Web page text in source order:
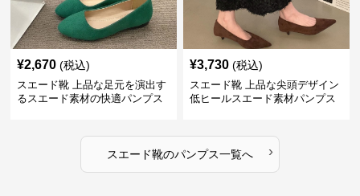
¥2,670 (税込)
スエード靴 上品な足元を演出す
るスエード素材の快適パンプス
¥3,730 (税込)
スエード靴 上品な尖頭デザイン
低ヒールスエード素材パンプス
スエード靴のパンプス一覧へ ›